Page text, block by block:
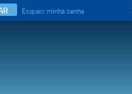
Esqueci minha senha